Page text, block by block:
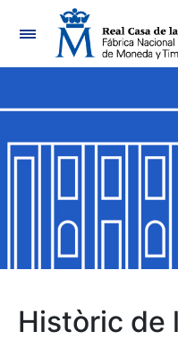
Navegació
Mostra/Amaga
Mostra/Amaga
Mostra/Amaga
Històric de